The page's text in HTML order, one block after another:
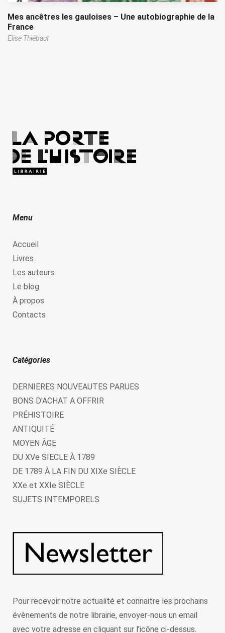
Mes ancêtres les gauloises – Une autobiographie de la
France
Elise Thiébaut
Menu
Accueil
Livres
Les auteurs
Le blog
À propos
Contacts
Catégories
DERNIERES NOUVEAUTES PARUES
BONS D'ACHAT A OFFRIR
PRÉHISTOIRE
ANTIQUITÉ
MOYEN ÂGE
DU XVe SIECLE À 1789
DE 1789 À LA FIN DU XIXe SIÈCLE
XXe et XXIe SIÈCLE
SUJETS INTEMPORELS
Pour recevoir notre actualité et connaitre les prochains
évènements de notre librairie, envoyer-nous un email
avec votre adresse en cliquant sur l’icône ci-dessus.